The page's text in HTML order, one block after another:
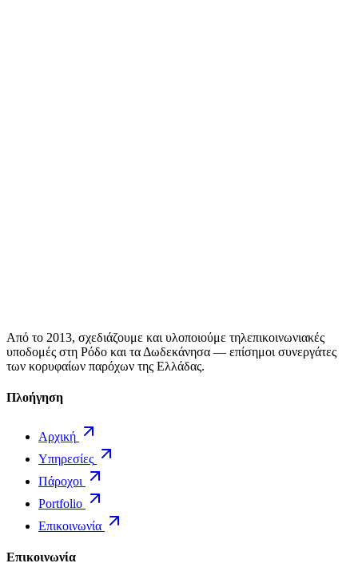
Από το 2013, σχεδιάζουμε και υλοποιούμε τηλεπικοινωνιακές
υποδομές στη Ρόδο και τα Δωδεκάνησα — επίσημοι συνεργάτες
των κορυφαίων παρόχων της Ελλάδας.
Πλοήγηση
Αρχική
Υπηρεσίες
Πάροχοι
Portfolio
Επικοινωνία
Επικοινωνία